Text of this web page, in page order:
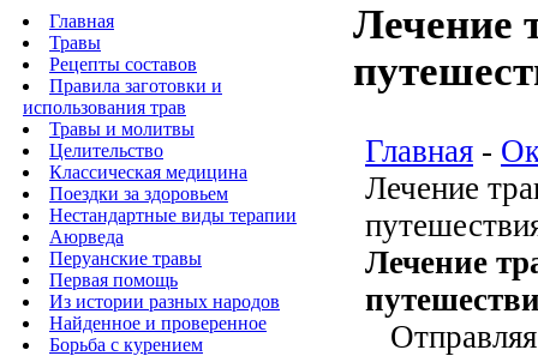
Главная
Травы
Рецепты составов
Правила заготовки и
использования трав
Травы и молитвы
Целительство
Классическая медицина
Поездки за здоровьем
Нестандартные виды терапии
Аюрведа
Перуанские травы
Первая помощь
Из истории разных народов
Найденное и проверенное
Борьба с курением
Лечение
Главная -
Лечение
Лечение